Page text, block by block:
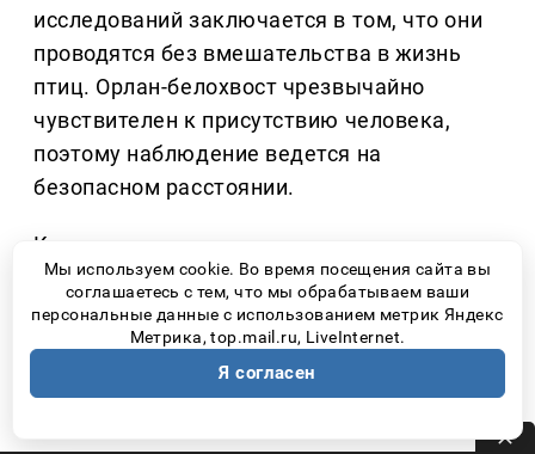
исследований заключается в том, что они
проводятся без вмешательства в жизнь
птиц. Орлан-белохвост чрезвычайно
чувствителен к присутствию человека,
поэтому наблюдение ведется на
безопасном расстоянии.
Как отметил
парка «Самарская Лука» Евгений
Владимирович Быков,ученые сознательно
не стремятся получить абсолютно точные
данные о каждом выводке, если это может
Мы используем cookie. Во время посещения сайта вы
соглашаетесь с тем, что мы обрабатываем ваши
персональные данные с использованием метрик Яндекс
Метрика, top.mail.ru, LiveInternet.
Я согласен